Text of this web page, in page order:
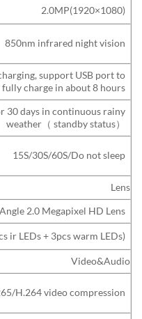
2.0MP(1920×1080)
850nm infrared night vision
support USB port to
fully charge in about 8 hours
30 days in continuous rainy
weather（ standby status）
15S/30S/60S/Do not sleep
Lens
2.0 Megapixel HD Lens
ir LEDs + 3pcs warm LEDs)
Video&Audio
H.264 video compression